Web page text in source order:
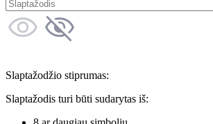
Slaptažodžio stiprumas:
Slaptažodis turi būti sudarytas iš: